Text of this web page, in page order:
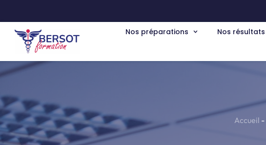
contenu
Nos préparations Nos résultats
Accueil -